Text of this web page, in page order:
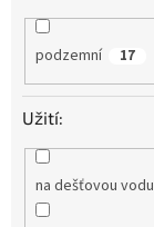
podzemní 17
Užití:
na dešťovou vodu